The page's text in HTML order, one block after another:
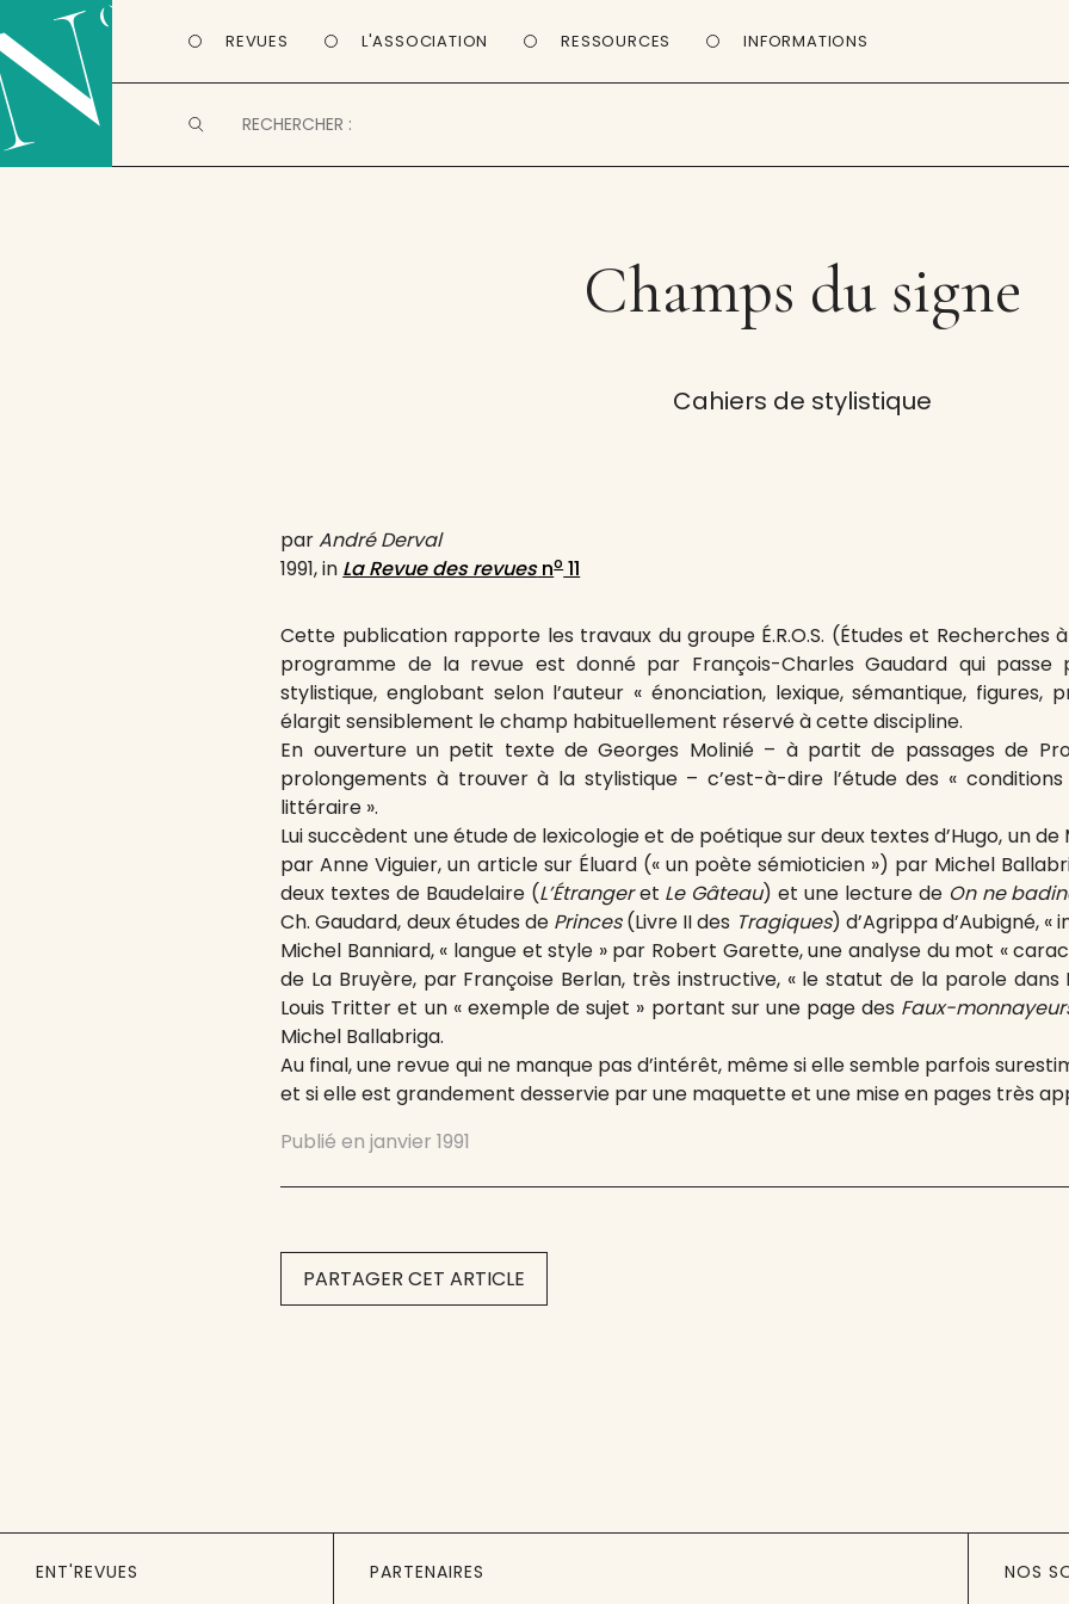
REVUES L'ASSOCIATION RESSOURCES INFORMATIONS
Champs du signe
Cahiers de stylistique
parAndré Derval
1991, in La Revue des revuesno11
Cette publication rapporte les travaux du groupe É.R.O.S. (Études et Recherches
programme de la revue est donné par François-Charles Gaudard qui
stylistique, englobant selon l’auteur « énonciation, lexique, sémantique, figures,
élargit sensiblement le champ habituellement réservé à cette discipline.
En ouverture un petit texte de Georges Molinié – à partit de passages de
prolongements à trouver à la stylistique – c’est-à-dire l’étude des « conditions
littéraire ».
Lui succèdent une étude de lexicologie et de poétique sur deux textes d’Hugo, un
par Anne Viguier, un article sur Éluard (« un poète sémioticien ») par Michel
deux textes de Baudelaire (L’Étrangeret Le Gâteau) et une lecture de On ne
Ch. Gaudard, deux études de Princes(Livre II des Tragiques) d’Agrippa d’Aubigné,
Michel Banniard, « langue et style » par Robert Garette, une analyse du mot «
de La Bruyère, par Françoise Berlan, très instructive, « le statut de la parole dans
Louis Tritter et un « exemple de sujet » portant sur une page des Faux-
Michel Ballabriga.
Au final, une revue qui ne manque pas d’intérêt, même si elle semble parfois
et si elle est grandement desservie par une maquette et une mise en pages très
Publié enjanvier 1991
PARTAGER CET ARTICLE
ENT'REVUES PARTENAIRES NOS